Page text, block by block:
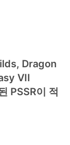
Dragon
VII
PSSR이 적